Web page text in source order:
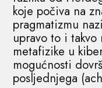
koje počiva na
pragmatizmu
upravo to i
metafizike u
mogućnosti
posljednjega